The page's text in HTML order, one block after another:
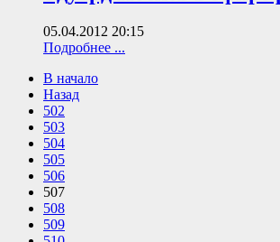
05.04.2012 20:15
Подробнее ...
В начало
Назад
502
503
504
505
506
507
508
509